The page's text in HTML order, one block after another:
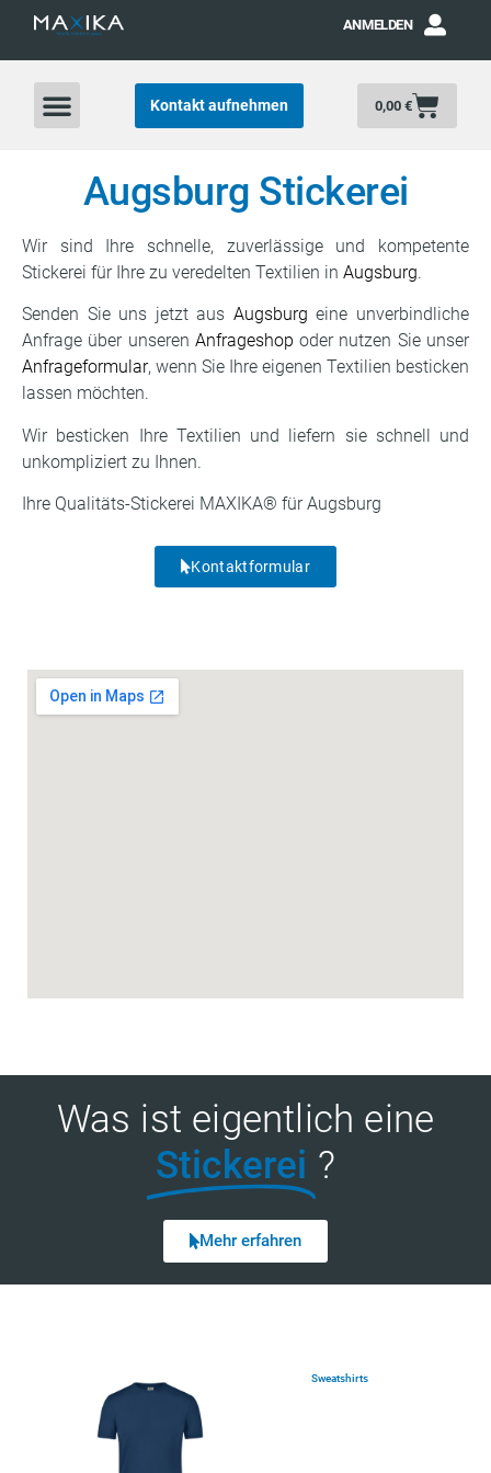
ANMELDEN
Kontakt aufnehmen 0,00 €
Augsburg Stickerei
Wir sind Ihre schnelle, zuverlässige und kompetente
Stickerei für Ihre zu veredelten Textilien in Augsburg.
Senden Sie uns jetzt aus Augsburg eine unverbindliche
Anfrage über unseren Anfrageshop oder nutzen Sie unser
Anfrageformular, wenn Sie Ihre eigenen Textilien besticken
lassen möchten.
Wir besticken Ihre Textilien und liefern sie schnell und
unkompliziert zu Ihnen.
Ihre Qualitäts-Stickerei MAXIKA® für Augsburg
Kontaktformular
Was ist eigentlich eine
Stickerei ?
Mehr erfahren
Sweatshirts